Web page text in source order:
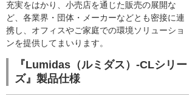
充実をはかり、小売店を通じた販売の展開な
ど、各業界・団体・メーカーなどとも密接に連
携し、オフィスやご家庭での環境ソリューショ
ンを提供してまいります。
『Lumidas（ルミダス）-CLシリー
ズ』製品仕様